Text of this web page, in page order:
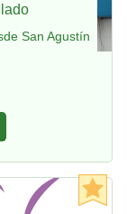
San Agustín